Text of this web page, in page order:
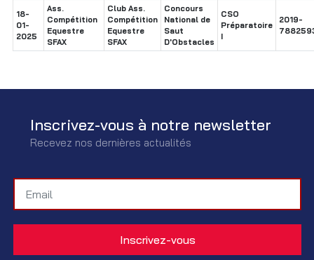
18-
01-
2025
Ass.
Compétition
Equestre
SFAX
Club Ass.
Compétition
Equestre
SFAX
Concours
National de
Saut
D'Obstacles
CSO
Préparatoire
I
2019-
Inscrivez-vous à notre newsletter
Recevez nos dernières actualités